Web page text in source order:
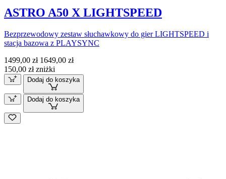
ASTRO A50 X LIGHTSPEED
Bezprzewodowy zestaw słuchawkowy do gier LIGHTSPEED i
stacja bazowa z PLAYSYNC
1499,00 zł 1649,00 zł
150,00 zł zniżki
Dodaj do koszyka
Dodaj do koszyka